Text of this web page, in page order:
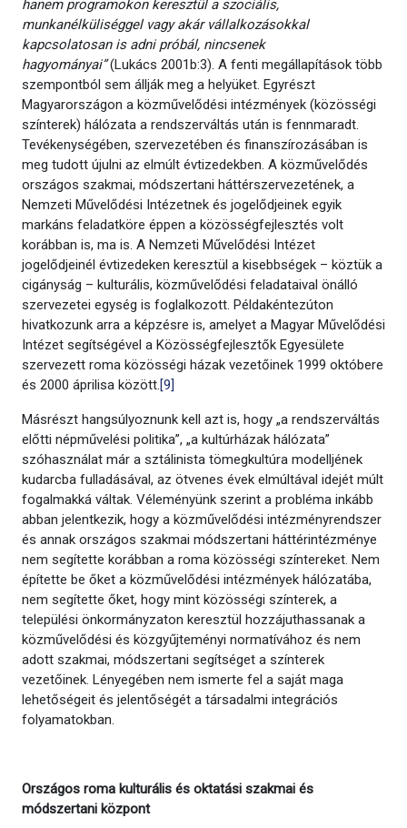
hanem programokon keresztül a szociális,
munkanélküliséggel vagy akár vállalkozásokkal
kapcsolatosan is adni próbál, nincsenek
hagyományai”(Lukács 2001b:3). A fenti megállapítások több
szempontból sem állják meg a helyüket. Egyrészt
Magyarországon a közművelődési intézmények (közösségi
színterek) hálózata a rendszerváltás után is fennmaradt.
Tevékenységében, szervezetében és finanszírozásában is
meg tudott újulni az elmúlt évtizedekben. A közművelődés
országos szakmai, módszertani háttérszervezetének, a
Nemzeti Művelődési Intézetnek és jogelődjeinek egyik
markáns feladatköre éppen a közösségfejlesztés volt
korábban is, ma is. A Nemzeti Művelődési Intézet
jogelődjeinél évtizedeken keresztül a kisebbségek – köztük a
cigányság – kulturális, közművelődési feladataival önálló
szervezetei egység is foglalkozott. Példakéntezúton
hivatkozunk arra a képzésre is, amelyet a Magyar Művelődési
Intézet segítségével a Közösségfejlesztők Egyesülete
szervezett roma közösségi házak vezetőinek 1999 októbere
és 2000 áprilisa között.[9]
Másrészt hangsúlyoznunk kell azt is, hogy „a rendszerváltás
előtti népművelési politika”, „a kultúrházak hálózata”
szóhasználat már a sztálinista tömegkultúra modelljének
kudarcba fulladásával, az ötvenes évek elmúltával idejét múlt
fogalmakká váltak. Véleményünk szerint a probléma inkább
abban jelentkezik, hogy a közművelődési intézményrendszer
és annak országos szakmai módszertani háttérintézménye
nem segítette korábban a roma közösségi színtereket. Nem
építette be őket a közművelődési intézmények hálózatába,
nem segítette őket, hogy mint közösségi színterek, a
települési önkormányzaton keresztül hozzájuthassanak a
közművelődési és közgyűjteményi normatívához és nem
adott szakmai, módszertani segítséget a színterek
vezetőinek. Lényegében nem ismerte fel a saját maga
lehetőségeit és jelentőségét a társadalmi integrációs
folyamatokban.
Országos roma kulturális és oktatási szakmai és
módszertani központ